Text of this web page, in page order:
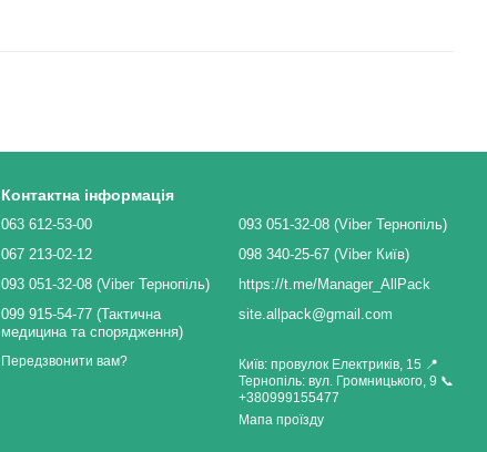
Контактна інформація
063 612-53-00
067 213-02-12
093 051-32-08 (Viber Тернопіль)
099 915-54-77 (Тактична
медицина та спорядження)
Передзвонити вам?
093 051-32-08 (Viber Тернопіль)
098 340-25-67 (Viber Київ)
https://t.me/Manager_AllPack
site.allpack@gmail.com
Київ: провулок Електриків, 15 📍
Тернопіль: вул. Громницького, 9 📞
+380999155477
Мапа проїзду